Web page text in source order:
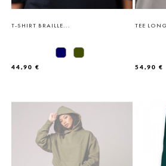
T-SHIRT BRAILLE...
44,90 €
TEE
54,90 €